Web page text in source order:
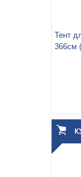
Тент
366см
Вес